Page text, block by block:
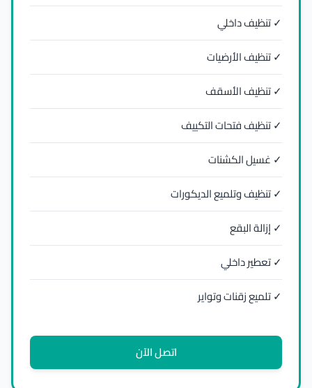
✓ تنظيف داخلي
✓ تنظيف الأرضيات
✓ تنظيف الأسقف
✓ تنظيف فتحات التكييف
✓ غسيل الكشنات
✓ تنظيف وتلميع الديكورات
✓ إزالة البقع
✓ تعطير داخلي
✓ تلميع زقنات وتواير
اتصل الآن